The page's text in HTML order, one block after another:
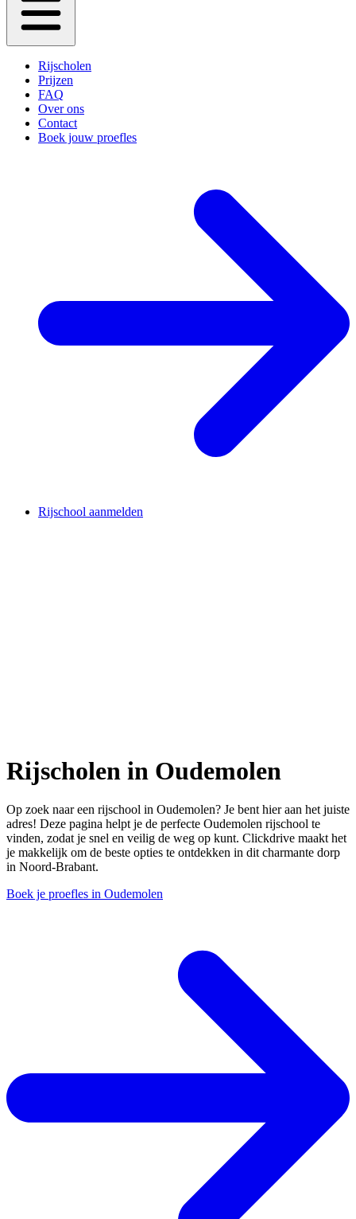
Rijscholen
Prijzen
FAQ
Over ons
Contact
Boek jouw proefles
Rijschool aanmelden
Rijscholen in Oudemolen
Op zoek naar een rijschool in Oudemolen? Je bent hier aan het juiste
adres! Deze pagina helpt je de perfecte Oudemolen rijschool te
vinden, zodat je snel en veilig de weg op kunt. Clickdrive maakt het
je makkelijk om de beste opties te ontdekken in dit charmante dorp
in Noord-Brabant.
Boek je proefles in Oudemolen